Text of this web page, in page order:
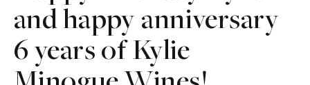
and happy anniversary
6 years of Kylie